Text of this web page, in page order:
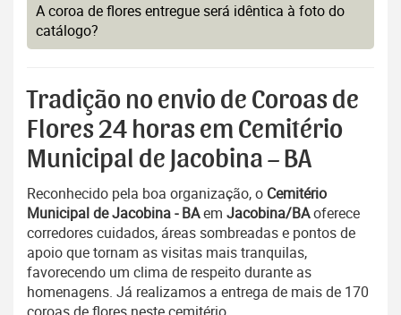
A coroa de flores entregue será idêntica à foto do
catálogo?
Tradição no envio de Coroas de
Flores 24 horas em Cemitério
Municipal de Jacobina – BA
Reconhecido pela boa organização, o Cemitério
Municipal de Jacobina - BAem Jacobina/BAoferece
corredores cuidados, áreas sombreadas e pontos de
apoio que tornam as visitas mais tranquilas,
favorecendo um clima de respeito durante as
homenagens. Já realizamos a entrega de mais de 170